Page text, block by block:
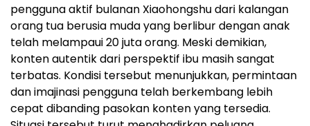
pengguna aktif bulanan Xiaohongshu dari kalangan
orang tua berusia muda yang berlibur dengan anak
telah melampaui 20 juta orang. Meski demikian,
konten autentik dari perspektif ibu masih sangat
terbatas. Kondisi tersebut menunjukkan, permintaan
dan imajinasi pengguna telah berkembang lebih
cepat dibanding pasokan konten yang tersedia.